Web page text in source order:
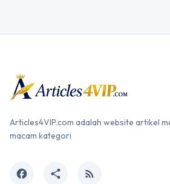
Articles4VIP.com adalah website artikel
macam kategori
facebook share rss_feed